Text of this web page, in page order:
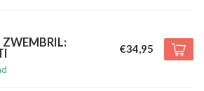
€34,95